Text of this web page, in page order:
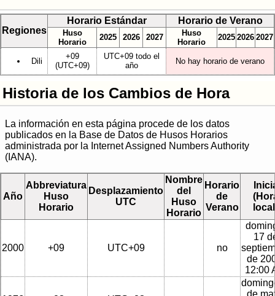
Regiones
Horario Estándar Horario de Verano
Huso
Horario
2025 2026 2027
Huso
Horario
2025 2026 2027
Dili
+09
(UTC+09)
UTC+09 todo el
año
No hay horario de verano
Historia de los Cambios de Hora
La información en esta página procede de los datos
publicados en la Base de Datos de Husos Horarios
administrada por la Internet Assigned Numbers Authority
(IANA).
Año
Abbreviatura
Huso
Horario
Desplazamiento
UTC
Nombre
del
Huso
Horario
Horario
de
Verano
2000 +09 UTC+09 no
17
de
12:00